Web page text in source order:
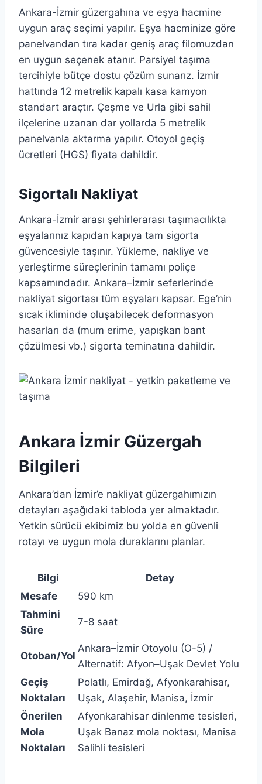
Ankara-İzmir güzergahına ve eşya hacmine
uygun araç seçimi yapılır. Eşya hacminize göre
panelvandan tıra kadar geniş araç filomuzdan
en uygun seçenek atanır. Parsiyel taşıma
tercihiyle bütçe dostu çözüm sunarız. İzmir
hattında 12 metrelik kapalı kasa kamyon
standart araçtır. Çeşme ve Urla gibi sahil
ilçelerine uzanan dar yollarda 5 metrelik
panelvanla aktarma yapılır. Otoyol geçiş
ücretleri (HGS) fiyata dahildir.
Sigortalı Nakliyat
Ankara-İzmir arası şehirlerarası taşımacılıkta
eşyalarınız kapıdan kapıya tam sigorta
güvencesiyle taşınır. Yükleme, nakliye ve
yerleştirme süreçlerinin tamamı poliçe
kapsamındadır. Ankara–İzmir seferlerinde
nakliyat sigortası tüm eşyaları kapsar. Ege’nin
sıcak ikliminde oluşabilecek deformasyon
hasarları da (mum erime, yapışkan bant
çözülmesi vb.) sigorta teminatına dahildir.
Ankara İzmir Güzergah
Bilgileri
Ankara’dan İzmir’e nakliyat güzergahımızın
detayları aşağıdaki tabloda yer almaktadır.
Yetkin sürücü ekibimiz bu yolda en güvenli
rotayı ve uygun mola duraklarını planlar.
Bilgi
Detay
Mesafe
590 km
Tahmini
Süre
7-8 saat
Otoban/Yol
Ankara–İzmir Otoyolu (O-5) /
Alternatif: Afyon–Uşak Devlet Yolu
Geçiş
Noktaları
Polatlı, Emirdağ, Afyonkarahisar,
Uşak, Alaşehir, Manisa, İzmir
Önerilen
Mola
Noktaları
Afyonkarahisar dinlenme tesisleri,
Uşak Banaz mola noktası, Manisa
Salihli tesisleri